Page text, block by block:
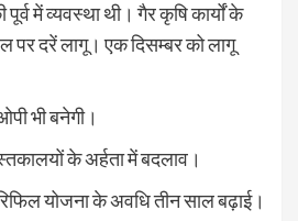
में व्यवस्था थी। गैर कृषि कार्यों के
दरें लागू। एक दिसम्बर को लागू
भी बनेगी।
के अर्हता में बदलाव।
योजना के अवधि तीन साल बढ़ाई।